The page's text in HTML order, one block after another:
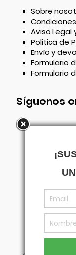
Sobre
Aviso Legal
Politica de
Envío y
Formulario
Formulario
Síguenos